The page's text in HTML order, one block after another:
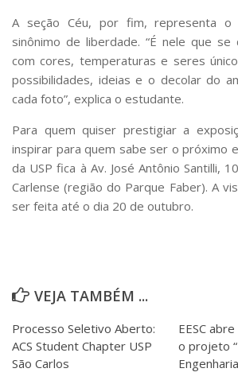
A seção Céu, por fim, representa o
sinônimo de liberdade. “É nele que
com cores, temperaturas e seres
possibilidades, ideias e o decolar do
cada foto”, explica o estudante.
Para quem quiser prestigiar a
inspirar para quem sabe ser o próximo
da USP fica à Av. José Antônio Santilli,
Carlense (região do Parque Faber). A
ser feita até o dia 20 de outubro.
VEJA TAMBÉM ...
Processo Seletivo Aberto:
ACS Student Chapter USP
São Carlos
EESC
o projeto